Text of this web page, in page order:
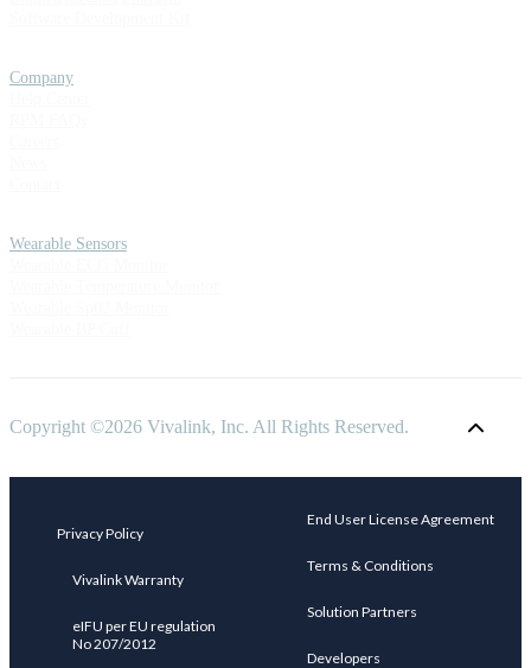
Company
Wearable Sensors
Copyright ©2026 Vivalink, Inc. All Rights Reserved.
Privacy Policy
Vivalink Warranty
eIFU per EU regulation
No 207/2012
End User License Agreement
Terms & Conditions
Solution Partners
Developers